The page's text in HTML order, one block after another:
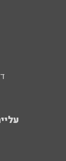
עלייה